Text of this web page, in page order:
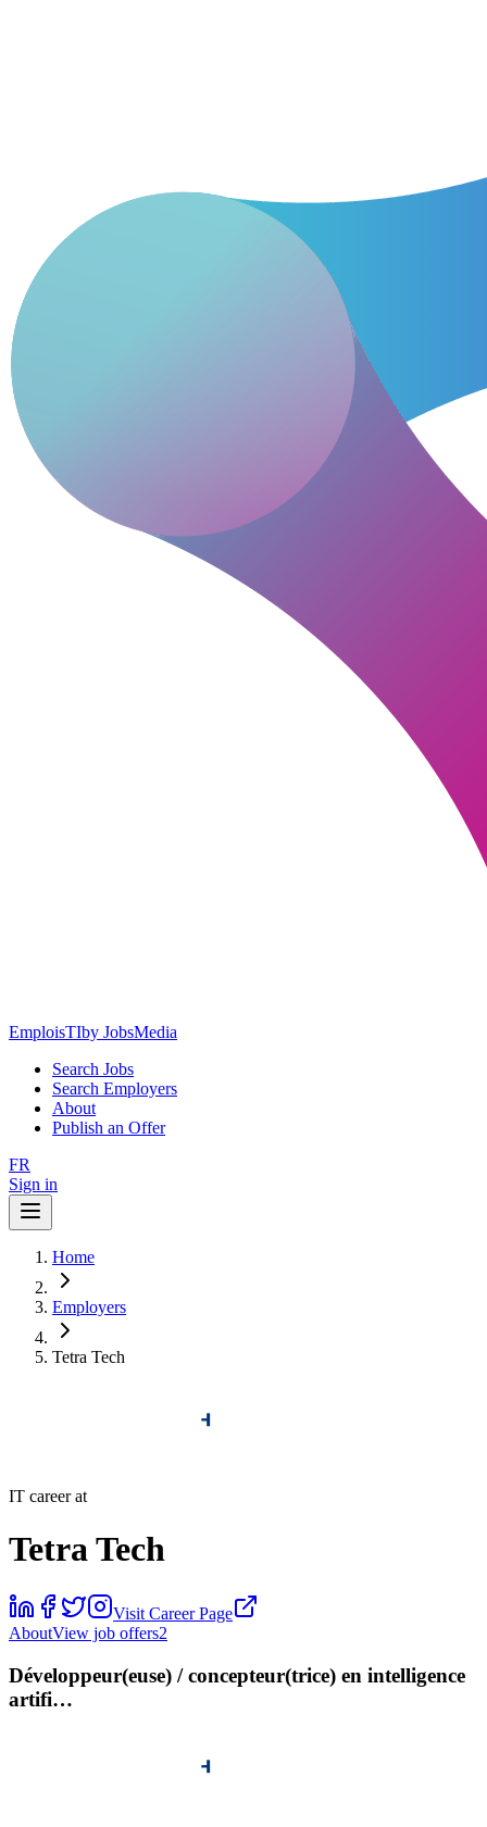
EmploisTIby JobsMedia
Search Jobs
Search Employers
About
Publish an Offer
FR
Sign in
Home
Employers
Tetra Tech
IT career at
Tetra Tech
Visit Career Page
AboutView job offers2
Développeur(euse) / concepteur(trice) en intelligence
artifi…